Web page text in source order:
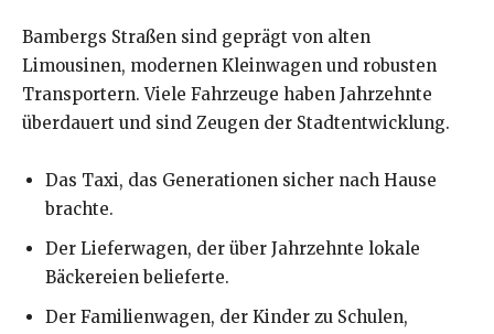
Bambergs Straßen sind geprägt von alten
Limousinen, modernen Kleinwagen und robusten
Transportern. Viele Fahrzeuge haben Jahrzehnte
überdauert und sind Zeugen der Stadtentwicklung.
Das Taxi, das Generationen sicher nach Hause
brachte.
Der Lieferwagen, der über Jahrzehnte lokale
Bäckereien belieferte.
Der Familienwagen, der Kinder zu Schulen,